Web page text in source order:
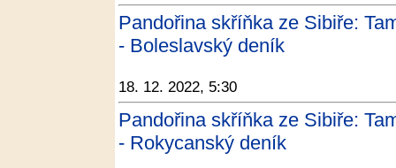
Pandořina skříňka ze Sibiře:
- Boleslavský deník
18. 12. 2022, 5:30
Pandořina skříňka ze Sibiře:
- Rokycanský deník